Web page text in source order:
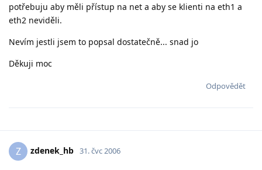
potřebuju aby měli přístup na net a aby se klienti na eth1 a
eth2 neviděli.
Nevím jestli jsem to popsal dostatečně... snad jo
Děkuji moc
Odpovědět
Z zdenek_hb 31. čvc 2006